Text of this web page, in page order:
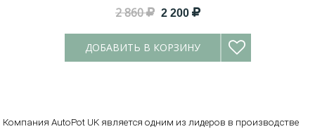
2 860 2 200
ДОБАВИТЬ В КОРЗИНУ
Компания AutoPot UK является одним из лидеров в производстве